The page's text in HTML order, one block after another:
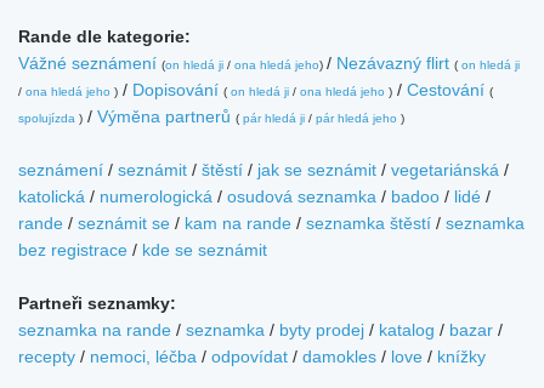
Rande dle kategorie:
Vážné seznámení (on hledá ji / ona hledá jeho) / Nezávazný flirt ( on hledá ji
/ ona hledá jeho ) / Dopisování ( on hledá ji / ona hledá jeho ) / Cestování (
spolujízda ) / Výměna partnerů ( pár hledá ji / pár hledá jeho )
seznámení / seznámit / štěstí / jak se seznámit / vegetariánská /
katolická / numerologická / osudová seznamka / badoo / lidé /
rande / seznámit se / kam na rande / seznamka štěstí / seznamka
bez registrace / kde se seznámit
Partneři seznamky:
seznamka na rande / seznamka / byty prodej / katalog / bazar /
recepty / nemoci, léčba / odpovídat / damokles / love / knížky